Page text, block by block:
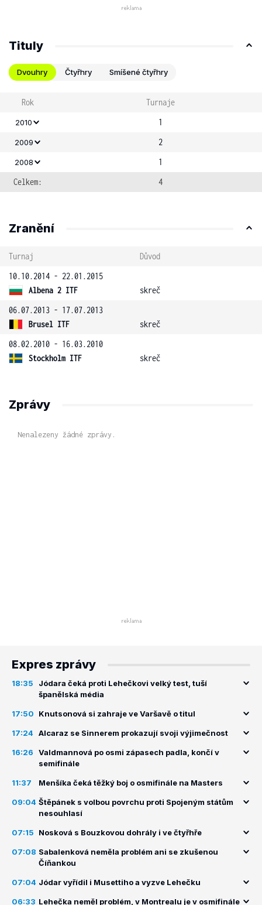
Tituly
Dvouhry Čtyřhry Smíšené čtyřhry
Rok Turnaje
2010 1
2009 2
2008
1
Celkem:
4
Zranění
Turnaj
Důvod
10.10.2014 - 22.01.2015
Albena 2 ITF
skreč
06.07.2013 - 17.07.2013
Brusel ITF
skreč
08.02.2010 - 16.03.2010
Stockholm ITF
skreč
Zprávy
Nenalezeny žádné zprávy.
Expres zprávy
18:35
Jódara čeká proti Lehečkovi velký test, tuší
španělská média
17:50 Knutsonová si zahraje ve Varšavě o titul
17:24 Alcaraz se Sinnerem prokazují svoji výjimečnost
16:26
Valdmannová po osmi zápasech padla, končí v
semifinále
11:37 Menšíka čeká těžký boj o osmifinále na Masters
09:04 Štěpánek s volbou povrchu proti Spojeným státům
nesouhlasí
07:15 Nosková s Bouzkovou dohrály i ve čtyřhře
07:08 Sabalenková neměla problém ani se zkušenou
Číňankou
07:04 Jódar vyřídil i Musettiho a vyzve Lehečku
06:33 Lehečka neměl problém, v Montrealu je v osmifinále